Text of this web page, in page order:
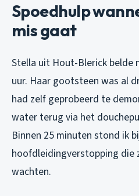
Spoedhulp
mis gaat
Stella uit Hout-Blerick belde
uur. Haar gootsteen was al
had zelf geprobeerd te
water terug via het
Binnen 25 minuten stond ik
hoofdleidingverstopping die
wachten.